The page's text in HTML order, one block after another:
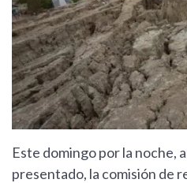
Este domingo por la noche,
presentado, la comisión de